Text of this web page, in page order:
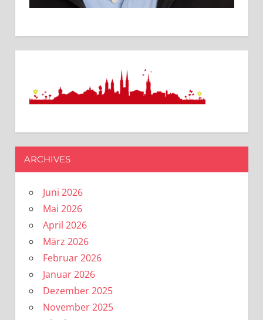
ARCHIVES
Juni 2026
Mai 2026
April 2026
März 2026
Februar 2026
Januar 2026
Dezember 2025
November 2025